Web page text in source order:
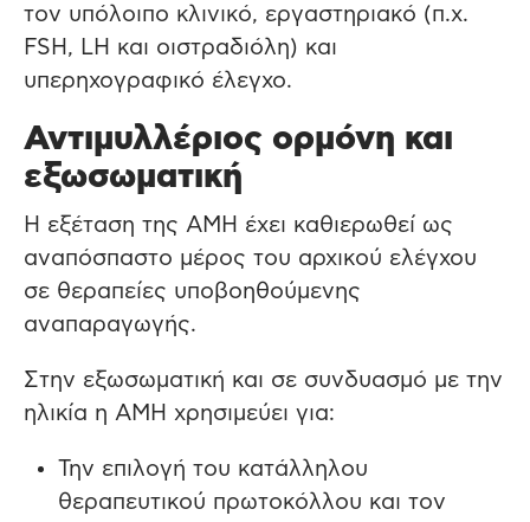
τον υπόλοιπο κλινικό, εργαστηριακό (π.χ.
FSH, LH και οιστραδιόλη) και
υπερηχογραφικό έλεγχο.
Αντιμυλλέριος ορμόνη και
εξωσωματική
Η εξέταση της ΑΜΗ έχει καθιερωθεί ως
αναπόσπαστο μέρος του αρχικού ελέγχου
σε θεραπείες υποβοηθούμενης
αναπαραγωγής.
Στην εξωσωματική και σε συνδυασμό με την
ηλικία η ΑΜΗ χρησιμεύει για:
Την επιλογή του κατάλληλου
θεραπευτικού πρωτοκόλλου και τον